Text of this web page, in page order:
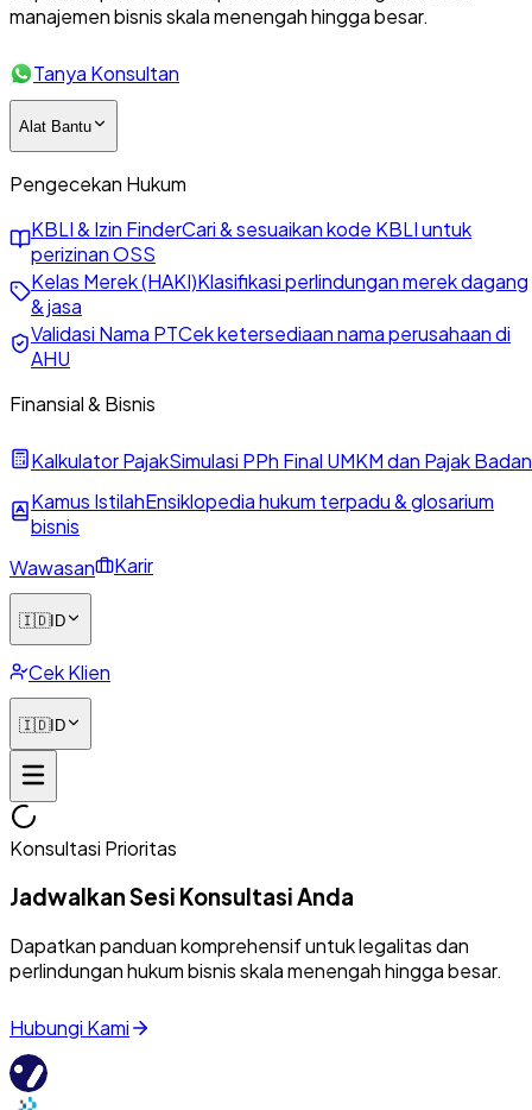
manajemen bisnis skala menengah hingga besar.
Tanya Konsultan
Alat Bantu
Pengecekan Hukum
KBLI & Izin FinderCari & sesuaikan kode KBLI untuk
perizinan OSS
Kelas Merek (HAKI)Klasifikasi perlindungan merek dagang
& jasa
Validasi Nama PTCek ketersediaan nama perusahaan di
AHU
Finansial & Bisnis
Kalkulator PajakSimulasi PPh Final UMKM dan Pajak Badan
Kamus IstilahEnsiklopedia hukum terpadu & glosarium
bisnis
Wawasan
Karir
🇮🇩ID
Cek Klien
🇮🇩ID
Konsultasi Prioritas
Jadwalkan Sesi Konsultasi Anda
Dapatkan panduan komprehensif untuk legalitas dan
perlindungan hukum bisnis skala menengah hingga besar.
Hubungi Kami